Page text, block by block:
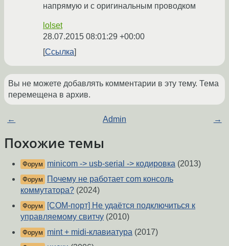
напрямую и с оригинальным проводком
lolset
28.07.2015 08:01:29 +00:00
Ссылка
Вы не можете добавлять комментарии в эту тему. Тема
перемещена в архив.
← Admin →
Похожие темы
Форум minicom -> usb-serial -> кодировка (2013)
Форум
Почему не работает com консоль
коммутатора? (2024)
Форум
[COM-порт] Не удаётся подключиться к
управляемому свитчу (2010)
Форум mint + midi-клавиатура (2017)